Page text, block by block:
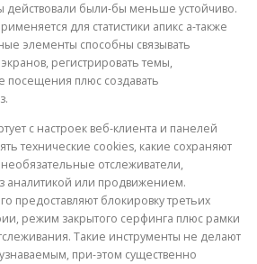
действовали были-бы меньше устойчиво.
для статистики апикс а-также
элементы способны связывать
регистрировать темы,
посещения плюс создавать
с настроек веб-клиента и панелей
технические cookies, какие сохраняют
отслеживатели,
аналитикой или продвижением.
предоставляют блокировку третьих
режим закрытого серфинга плюс рамки
Такие инструменты не делают
при-этом существенно